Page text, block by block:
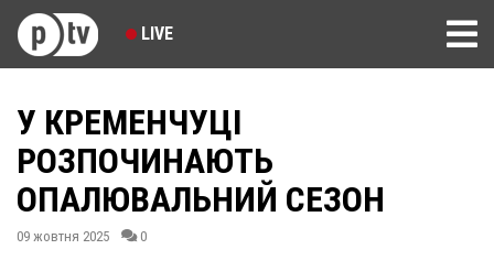
LIVE
У КРЕМЕНЧУЦІ
РОЗПОЧИНАЮТЬ
ОПАЛЮВАЛЬНИЙ СЕЗОН
09 жовтня 2025 0